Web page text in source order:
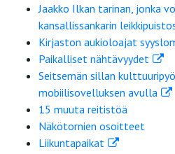
Jaakko Ilkan tarinan, jonka
kansallissankarin
Kirjaston aukioloajat
Paikalliset nähtävyydet
Seitsemän sillan
mobiilisovelluksen avulla
15 muuta reitistöä
Näkötornien osoitteet
Liikuntapaikat